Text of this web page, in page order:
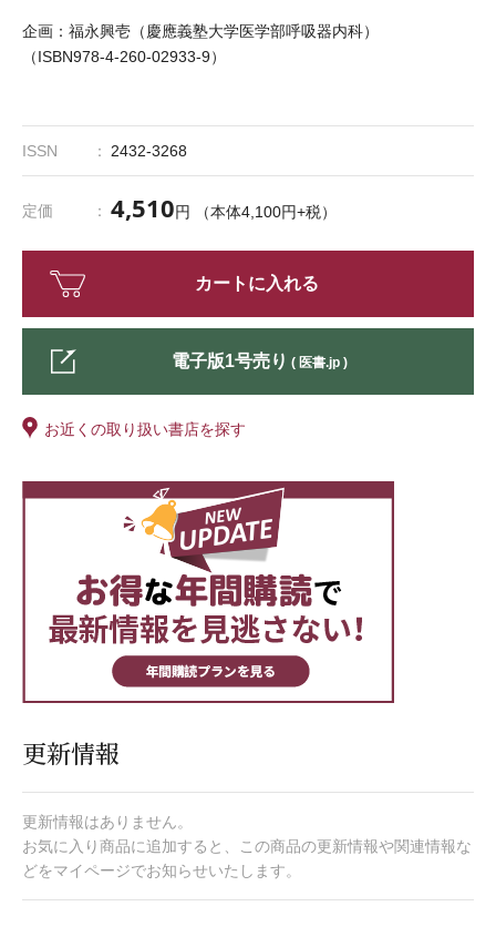
企画：福永興壱（慶應義塾大学医学部呼吸器内科）
（ISBN978-4-260-02933-9）
ISSN 2432-3268
定価 4,510円 （本体4,100円+税）
カートに入れる
電子版1号売り ( 医書.jp )
お近くの取り扱い書店を探す
更新情報
更新情報はありません。
お気に入り商品に追加すると、この商品の更新情報や関連情報な
どをマイページでお知らせいたします。